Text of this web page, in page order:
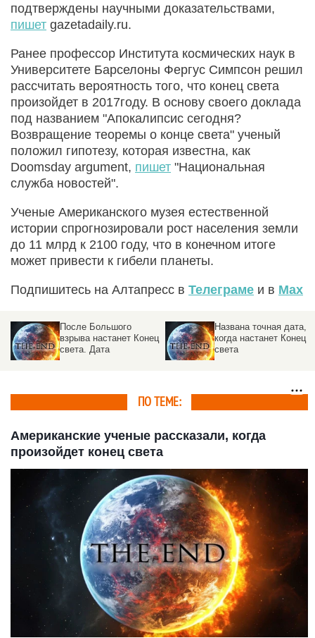
подтверждены научными доказательствами,
пишет gazetadaily.ru.
Ранее профессор Института космических наук в
Университете Барселоны Фергус Симпсон решил
рассчитать вероятность того, что конец света
произойдет в 2017году. В основу своего доклада
под названием "Апокалипсис сегодня?
Возвращение теоремы о конце света" ученый
положил гипотезу, которая известна, как
Doomsday argument, пишет "Национальная
служба новостей".
Ученые Американского музея естественной
истории спрогнозировали рост населения земли
до 11 млрд к 2100 году, что в конечном итоге
может привести к гибели планеты.
Подпишитесь на Алтапресс в Телеграме и в Max
После Большого
взрыва настанет Конец
света. Дата
Названа точная дата,
когда настанет Конец
света
ПО ТЕМЕ:
Американские ученые рассказали, когда
произойдет конец света